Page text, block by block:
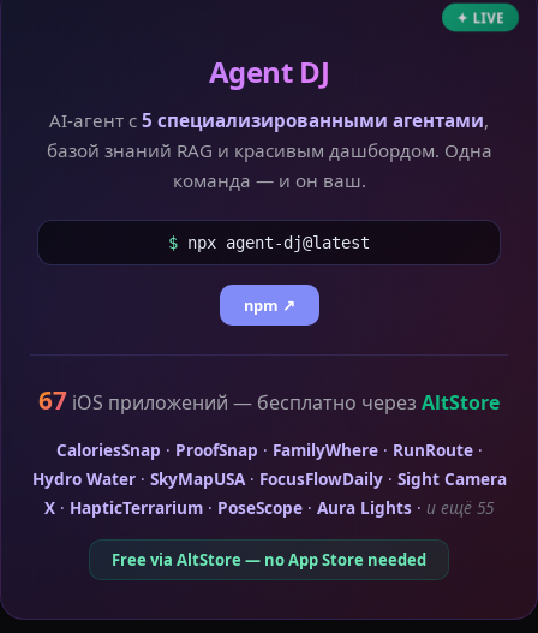
✦ LIVE
Agent DJ
AI-агент с 5 специализированными агентами,
базой знаний RAG и красивым дашбордом. Одна
команда — и он ваш.
$ npx agent-dj@latest
npm ↗
67 iOS приложений — бесплатно через AltStore
CaloriesSnap · ProofSnap · FamilyWhere· RunRoute·
Hydro Water· SkyMapUSA· FocusFlowDaily· Sight Camera
X · HapticTerrarium · PoseScope · Aura Lights · и ещё 55
Free via AltStore — no App Store needed